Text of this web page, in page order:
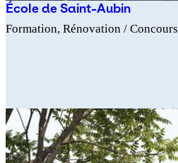
École de Saint-Aubin
Formation Rénovation / Concours